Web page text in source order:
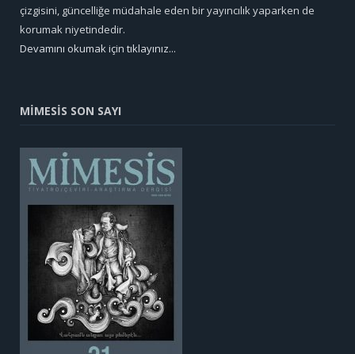
çizgisini, güncelliğe müdahale eden bir yayıncılık yaparken de
korumak niyetindedir.
Devamını okumak için tıklayınız...
MİMESİS SON SAYI